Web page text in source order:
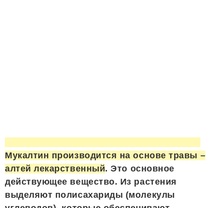
Мукалтин производится на основе травы –
алтей лекарственный. Это основное
действующее вещество. Из растения
выделяют полисахариды (молекулы